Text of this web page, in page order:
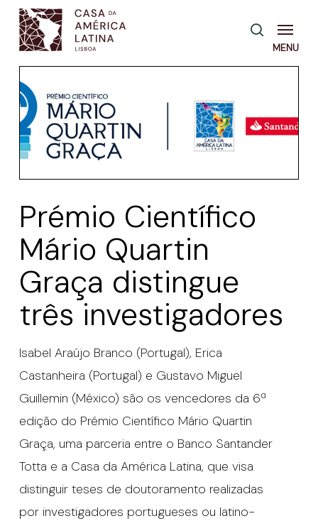
Skip
main
content
pesquisa
Menu
Prémio Científico
Mário Quartin
Graça distingue
três investigadores
Isabel Araújo Branco (Portugal), Erica
Castanheira (Portugal) e Gustavo Miguel
Guillemin (México) são os vencedores da 6ª
edição do Prémio Científico Mário Quartin
Graça, uma parceria entre o Banco Santander
Totta e a Casa da América Latina, que visa
distinguir teses de doutoramento realizadas
por investigadores portugueses ou latino-